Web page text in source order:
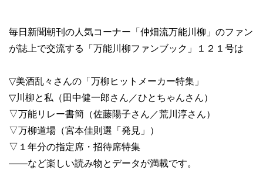
毎日新聞朝刊の人気コーナー「仲畑流万能川柳」のファン
が誌上で交流する「万能川柳ファンブック」１２１号は
▽美酒乱々さんの「万柳ヒットメーカー特集」
▽川柳と私（田中健一郎さん／ひとちゃんさん）
▽万能リレー書簡（佐藤陽子さん／荒川淳さん）
▽万柳道場（宮本佳則選「発見」）
▽１年分の指定席・招待席特集
――など楽しい読み物とデータが満載です。